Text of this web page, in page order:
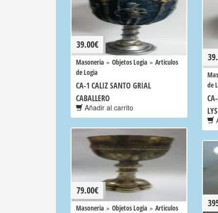
39.00€
Masoneria » Objetos Logia » Articulos
de Logia
CA-1 CALIZ SANTO GRIAL
CABALLERO
Añadir al carrito
de
LYS
79.00€
Masoneria » Objetos Logia » Articulos